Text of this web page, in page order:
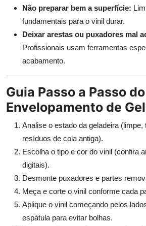
Não preparar bem a superfície:
fundamentais para o vinil durar.
Deixar arestas ou puxadores mal
Profissionais usam ferramentas
acabamento.
Guia Passo a Passo do
Envelopamento de
Analise o estado da geladeira
resíduos de cola antiga).
Escolha o tipo e cor do vinil (confira
digitais).
Desmonte puxadores e partes
Meça e corte o vinil conforme cada
Aplique o vinil começando pelos
espátula para evitar bolhas.